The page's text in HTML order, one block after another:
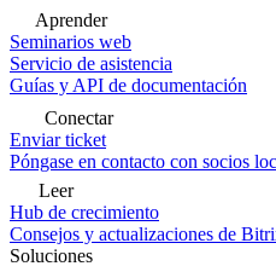
Aprender
Seminarios web
Servicio de asistencia
Guías y API de documentación
Conectar
Enviar ticket
Póngase en contacto con socios
Leer
Hub de crecimiento
Consejos y actualizaciones de
Soluciones